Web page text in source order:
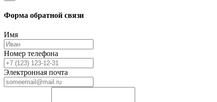
Форма обратной связи
Имя
Номер телефона
Электронная почта